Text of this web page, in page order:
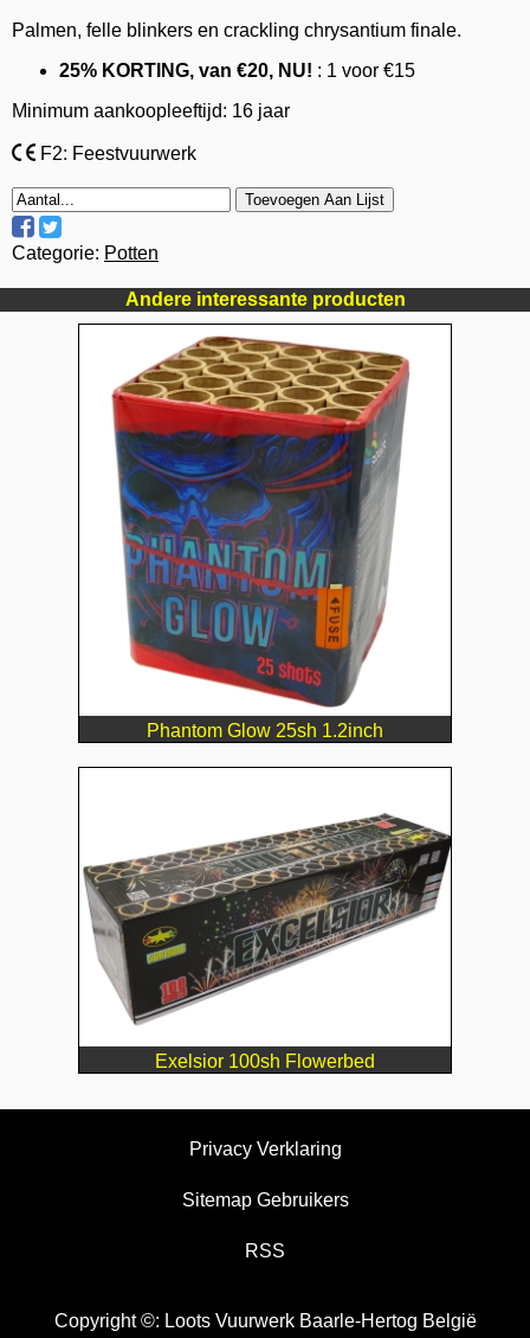
Palmen, felle blinkers en crackling chrysantium finale.
25% KORTING, van €20, NU! : 1 voor €15
Minimum aankoopleeftijd: 16 jaar
F2: Feestvuurwerk
Toevoegen Aan Lijst
Categorie: Potten
Andere interessante producten
Phantom Glow 25sh 1.2inch
Exelsior 100sh Flowerbed
Privacy Verklaring
Sitemap Gebruikers
RSS
Copyright ©: Loots Vuurwerk Baarle-Hertog België